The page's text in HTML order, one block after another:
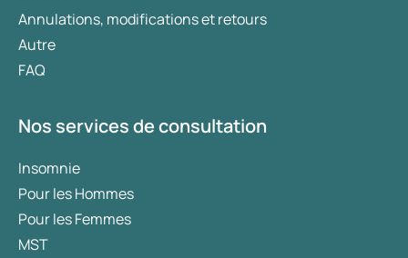
Annulations, modifications et retours
Autre
FAQ
Nos services de consultation
Insomnie
Pour les Hommes
Pour les Femmes
MST